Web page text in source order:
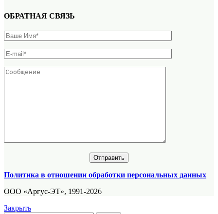
ОБРАТНАЯ СВЯЗЬ
Политика в отношении обработки персональных данных
ООО «Аргус-ЭТ», 1991-2026
Закрыть